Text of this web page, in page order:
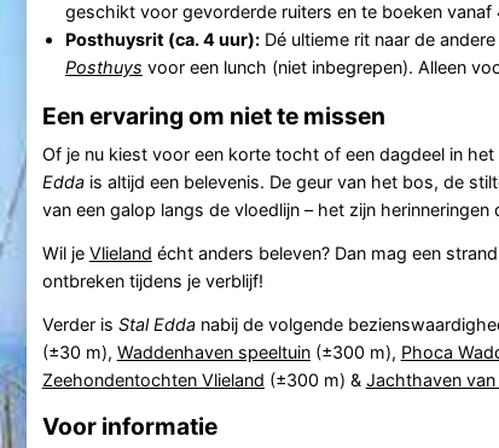
geschikt voor gevorderde ruiters en te boeken vanaf
Posthuysrit (ca. 4 uur):Dé ultieme rit naar de
Posthuys voor een lunch (niet inbegrepen). Alleen
Een ervaring om niet te missen
Of je nu kiest voor een korte tocht of een dagdeel in
Eddais altijd een belevenis. De geur van het bos, de
van een galop langs de vloedlijn – het zijn herinneringen
Wil je Vlieland écht anders beleven? Dan mag een
ontbreken tijdens je verblijf!
Verder is Stal Eddanabij de volgende
(±30 m), Waddenhaven speeltuin(±300 m), Phoca
Zeehondentochten Vlieland (±300 m) & Jachthaven van
Voor informatie